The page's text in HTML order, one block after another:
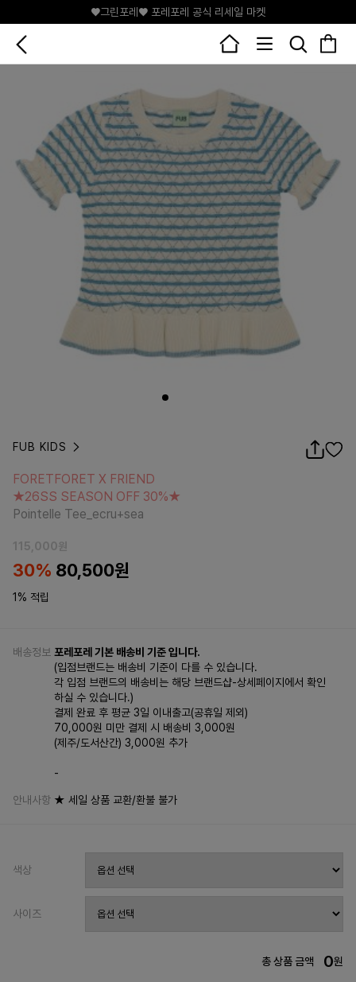
♥그린포레♥ 포레포레 공식 리세일 마켓
FUB KIDS
★26SS SEASON OFF 30%★
Pointelle Tee_ecru+sea
FORETFORET X FRIEND
★26SS SEASON OFF 30%★
Pointelle Tee_ecru+sea
115,000원
30% 80,500원
1% 적립
배송정보 포레포레 기본 배송비 기준 입니다.
(입점브랜드는 배송비 기준이 다를 수 있습니다.
각 입점 브랜드의 배송비는 해당 브랜드샵-상세페이지에서 확인
하실 수 있습니다.)
결제 완료 후 평균 3일 이내출고(공휴일 제외)
70,000원 미만 결제 시 배송비 3,000원
(제주/도서산간) 3,000원 추가
-
안내사항 ★ 세일 상품 교환/환불 불가
색상
사이즈
총 상품 금액 0원